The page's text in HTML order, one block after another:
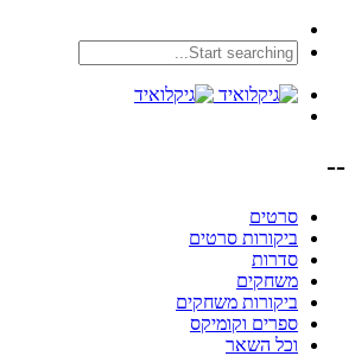
--
סרטים
ביקורות סרטים
סדרות
משחקים
ביקורות משחקים
ספרים וקומיקס
וכל השאר